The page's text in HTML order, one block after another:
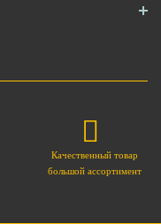
Качественный товар
большой ассортимент